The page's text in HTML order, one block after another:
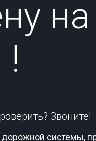
на
Звоните!
системы,